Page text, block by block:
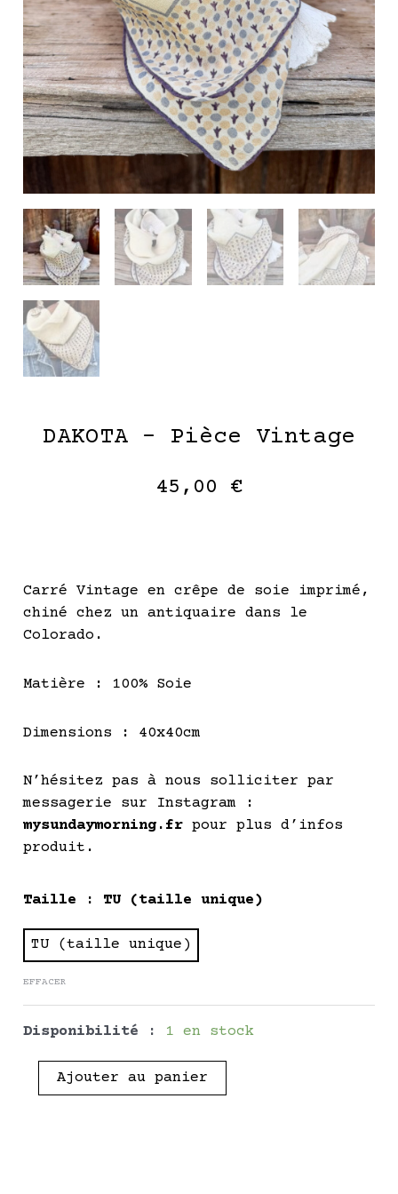
DAKOTA – Pièce Vintage
45,00 €
Carré Vintage en crêpe de soie imprimé,
chiné chez un antiquaire dans le
Colorado.
Matière : 100% Soie
Dimensions : 40x40cm
N’hésitez pas à nous solliciter par
messagerie sur Instagram :
mysundaymorning.fr pour plus d’infos
produit.
Taille : TU (taille unique)
TU (taille unique)
EFFACER
Disponibilité : 1 en stock
quantité
DAKOTA
-
Pièce
Vintage
Ajouter au panier